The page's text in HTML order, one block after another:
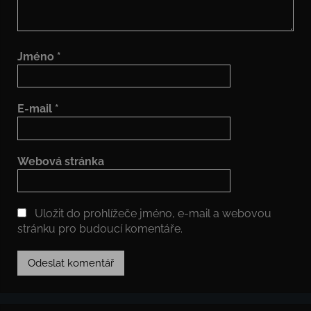
Jméno *
E-mail *
Webová stránka
Uložit do prohlížeče jméno, e-mail a webovou
stránku pro budoucí komentáře.